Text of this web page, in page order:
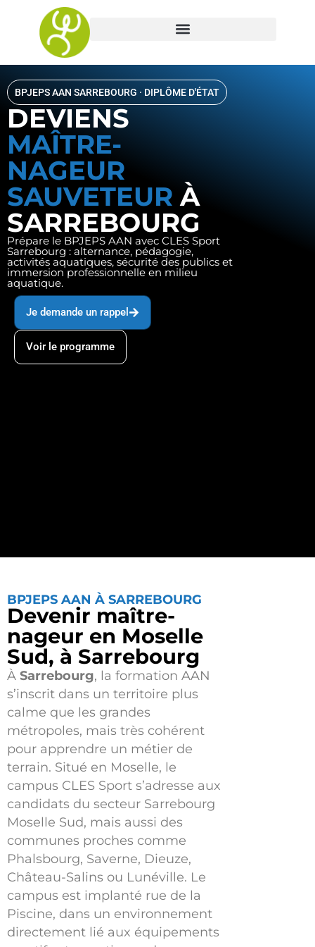
BPJEPS AAN SARREBOURG · DIPLÔME D'ÉTAT
DEVIENS
MAÎTRE-
NAGEUR
SAUVETEUR À
SARREBOURG
Prépare le BPJEPS AAN avec CLES Sport
Sarrebourg : alternance, pédagogie,
activités aquatiques, sécurité des publics et
immersion professionnelle en milieu
aquatique.
Je demande un rappel
Voir le programme
BPJEPS AAN À SARREBOURG
Devenir maître-
nageur en Moselle
Sud, à Sarrebourg
À Sarrebourg, la formation AAN
s’inscrit dans un territoire plus
calme que les grandes
métropoles, mais très cohérent
pour apprendre un métier de
terrain. Situé en Moselle, le
campus CLES Sport s’adresse aux
candidats du secteur Sarrebourg
Moselle Sud, mais aussi des
communes proches comme
Phalsbourg, Saverne, Dieuze,
Château-Salins ou Lunéville. Le
campus est implanté rue de la
Piscine, dans un environnement
directement lié aux équipements